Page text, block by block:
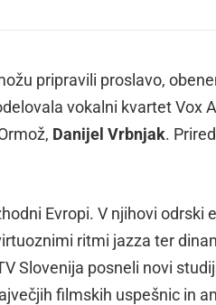
pripravili proslavo,
vokalni kvartet Vox
Danijel Vrbnjak.
Evropi. V njihovi odrski
ritmi jazza ter
Slovenija posneli novi
filmskih uspešnic in